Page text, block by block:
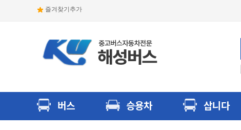
즐겨찾기추가
버스 승용차 삽니다